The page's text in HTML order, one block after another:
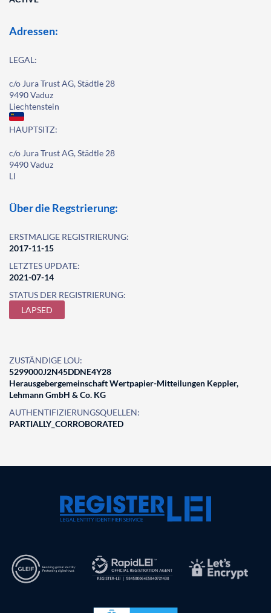
Adressen:
LEGAL:
c/o Jura Trust AG, Städtle 28
9490 Vaduz
Liechtenstein
HAUPTSITZ:
c/o Jura Trust AG, Städtle 28
9490 Vaduz
LI
Über die Regstrierung:
ERSTMALIGE REGISTRIERUNG:
2017-11-15
LETZTES UPDATE:
2021-07-14
STATUS DER REGISTRIERUNG:
LAPSED
ZUSTÄNDIGE LOU:
5299000J2N45DDNE4Y28
Herausgebergemeinschaft Wertpapier-Mitteilungen Keppler,
Lehmann GmbH & Co. KG
AUTHENTIFIZIERUNGSQUELLEN:
PARTIALLY_CORROBORATED